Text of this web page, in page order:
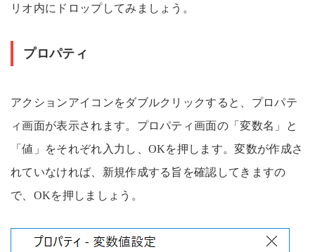
リオ内にドロップしてみましょう。
プロパティ
アクションアイコンをダブルクリックすると、プロパテ
ィ画面が表示されます。プロパティ画面の「変数名」と
「値」をそれぞれ入力し、OKを押します。変数が作成さ
れていなければ、新規作成する旨を確認してきますの
で、OKを押しましょう。